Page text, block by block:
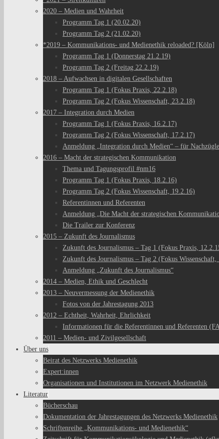
2020 – Medien und Wahrheit
Programm Tag 1 (20.02.20)
Programm Tag 2 (21.02.20)
*2019 – Kommunikations- und Medienethik reloaded? [Köln]
Programm Tag 1 (Donnerstag 21.2.19)
Programm Tag 2 (Freitag 22.2.19)
2018 – Aufwachsen in digitalen Gesellschaften
Programm Tag 1 (Fokus Praxis, 22.2.18)
Programm Tag 2 (Fokus Wissenschaft, 23.2.18)
2017 – Integration durch Medien
Programm Tag 1 (Fokus Praxis, 16.2.17)
Programm Tag 2 (Fokus Wissenschaft, 17.2.17)
Anmeldung „Integration durch Medien“ – für
2016 – Macht der strategischen Kommunikation
Thema und Tagungsprofil #nm16
Programm Tag 1 (Fokus Praxis, 18.2.16)
Programm Tag 2 (Fokus Wissenschaft, 19.2.16)
Referentinnen und Referenten
Anmeldung „Die Macht der strategischen
Die Trailer zur Konferenz
2015 – Zukunft des Journalismus
Zukunft des Journalismus – Tag 1 (Fokus Praxis,
Zukunft des Journalismus – Tag 2 (Fokus Wissenschaft,
Anmeldung „Zukunft des Journalismus“
2014 – Medien, Ethik und Geschlecht
2013 – Neuvermessung der Medienethik
Fotos von der Jahrestagung 2013
2012 – Echtheit, Wahrheit, Ehrlichkeit
Informationen für die Referentinnen und Referenten
2011 – Medien- und Zivilgesellschaft
Über uns
Beirat des Netzwerks Medienethik
Expert:innen
Organisationen und Institutionen im Netzwerk Medienethik
Literatur
Bücherschau
Dokumentation der Jahrestagungen des Netzwerks Medienethik
Schriftenreihe „Kommunikations- und Medienethik“